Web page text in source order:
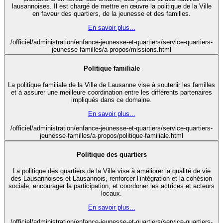
lausannoises. Il est chargé de mettre en œuvre la politique de la Ville
en faveur des quartiers, de la jeunesse et des familles.
En savoir plus...
/officiel/administration/enfance-jeunesse-et-quartiers/service-quartiers-
jeunesse-familles/a-propos/missions.html
Politique familiale
La politique familiale de la Ville de Lausanne vise à soutenir les familles
et à assurer une meilleure coordination entre les différents partenaires
impliqués dans ce domaine.
En savoir plus...
/officiel/administration/enfance-jeunesse-et-quartiers/service-quartiers-
jeunesse-familles/a-propos/politique-familiale.html
Politique des quartiers
La politique des quartiers de la Ville vise à améliorer la qualité de vie
des Lausannoises et Lausannois, renforcer l’intégration et la cohésion
sociale, encourager la participation, et coordoner les actrices et acteurs
locaux.
En savoir plus...